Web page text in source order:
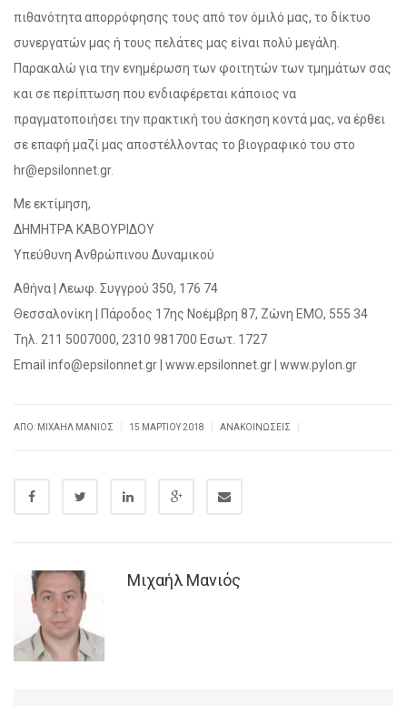
πιθανότητα απορρόφησης τους από τον όμιλό μας, το δίκτυο
συνεργατών μας ή τους πελάτες μας είναι πολύ μεγάλη.
Παρακαλώ για την ενημέρωση των φοιτητών των τμημάτων σας
και σε περίπτωση που ενδιαφέρεται κάποιος να
πραγματοποιήσει την πρακτική του άσκηση κοντά μας, να έρθει
σε επαφή μαζί μας αποστέλλοντας το βιογραφικό του στο
hr@epsilonnet.gr.
Με εκτίμηση,
ΔΗΜΗΤΡΑ ΚΑΒΟΥΡΙΔΟΥ
Υπεύθυνη Ανθρώπινου Δυναμικού
Αθήνα | Λεωφ. Συγγρού 350, 176 74
Θεσσαλονίκη | Πάροδος 17ης Νοέμβρη 87, Ζώνη ΕΜΟ, 555 34
Τηλ. 211 5007000, 2310 981700 Εσωτ. 1727
Email info@epsilonnet.gr | www.epsilonnet.gr | www.pylon.gr
ΑΠΌ: ΜΙΧΑΉΛ ΜΑΝΙΌΣ 15 ΜΑΡΤΊΟΥ 2018 ΑΝΑΚΟΙΝΏΣΕΙΣ
Μιχαήλ Μανιός